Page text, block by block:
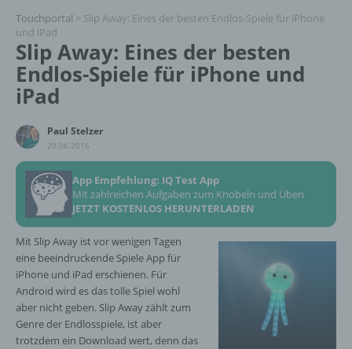
Touchportal > Slip Away: Eines der besten Endlos-Spiele für iPhone
und iPad
Slip Away: Eines der besten
Endlos-Spiele für iPhone und
iPad
Paul Stelzer
20.06.2016
App Empfehlung: IQ Test App
Mit zahlreichen Aufgaben zum Knobeln und Üben
JETZT KOSTENLOS HERUNTERLADEN
Mit Slip Away ist vor wenigen Tagen
eine beeindruckende Spiele App für
iPhone und iPad erschienen. Für
Android wird es das tolle Spiel wohl
aber nicht geben. Slip Away zählt zum
Genre der Endlosspiele, ist aber
trotzdem ein Download wert, denn das